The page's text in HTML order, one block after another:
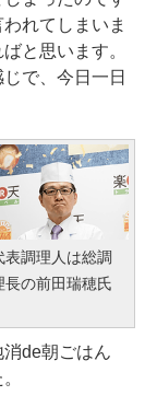
れてしまいま
と思います。
で、今日一日
表調理人は総調
長の前田瑞穂氏
de朝ごはん